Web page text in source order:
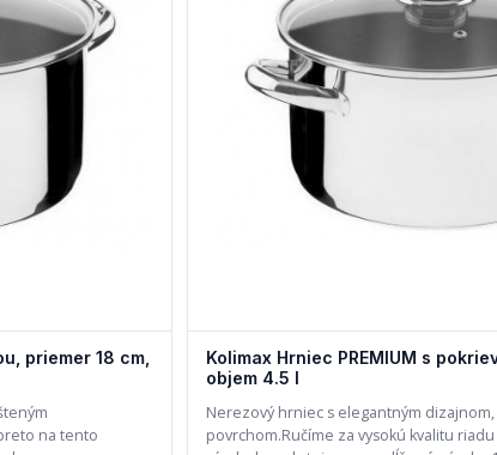
priemer 18 cm,
na tento
Kolimax Hrniec PREMIUM s
objem 4.5 l
Nerezový hrniec s elegantným
povrchom.Ručíme za vysokú kvalitu